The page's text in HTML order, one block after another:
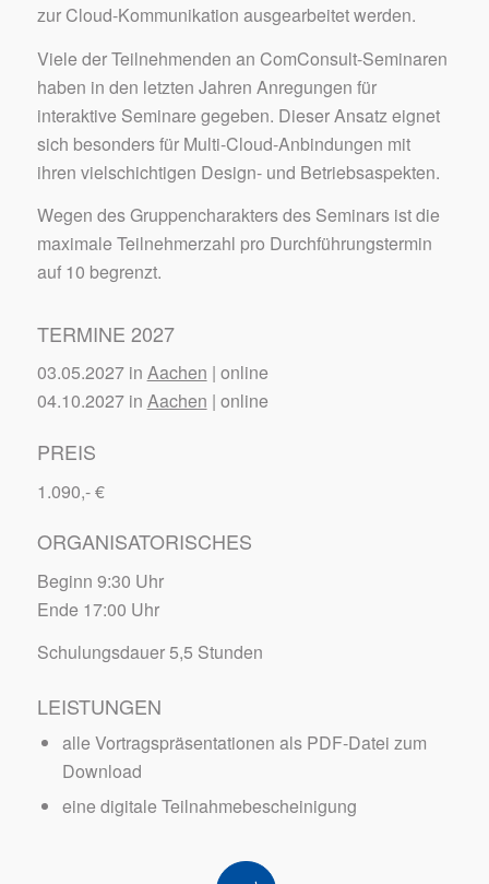
zur Cloud-Kommunikation ausgearbeitet werden.
Viele der Teilnehmenden an ComConsult-Seminaren
haben in den letzten Jahren Anregungen für
interaktive Seminare gegeben. Dieser Ansatz eignet
sich besonders für Multi-Cloud-Anbindungen mit
ihren vielschichtigen Design- und Betriebsaspekten.
Wegen des Gruppencharakters des Seminars ist die
maximale Teilnehmerzahl pro Durchführungstermin
auf 10 begrenzt.
TERMINE 2027
03.05.2027 in Aachen | online
04.10.2027 in Aachen | online
PREIS
1.090,- €
ORGANISATORISCHES
Beginn 9:30 Uhr
Ende 17:00 Uhr
Schulungsdauer 5,5 Stunden
LEISTUNGEN
alle Vortragspräsentationen als PDF-Datei zum
Download
eine digitale Teilnahmebescheinigung